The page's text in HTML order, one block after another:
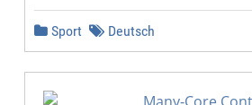
Sport Deutsch